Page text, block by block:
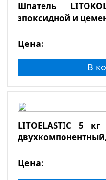
Шпатель
эпоксидной и
Цена:
В
LITOELASTIC 5
Цена: